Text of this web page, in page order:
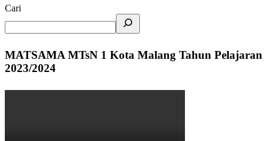
Cari
MATSAMA MTsN 1 Kota Malang Tahun Pelajaran
2023/2024